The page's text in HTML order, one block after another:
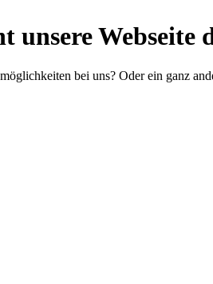
Webseite
bei uns? Oder ein ganz